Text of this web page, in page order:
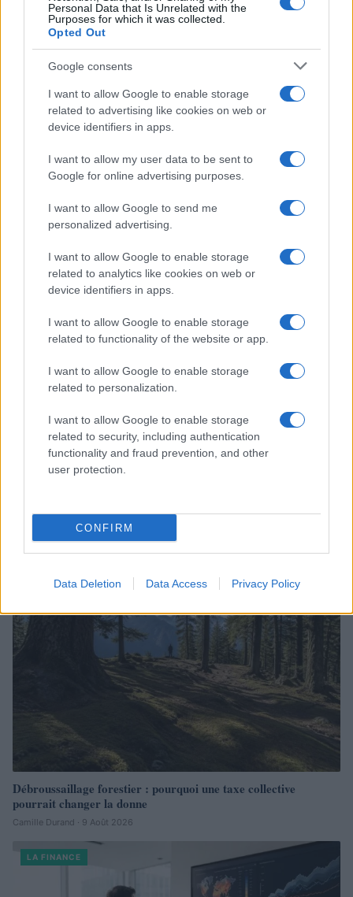
Personal Data that Is Unrelated with the
Purposes for which it was collected.
Opted Out
Google consents
I want to allow Google to enable storage
related to advertising like cookies on web or
device identifiers in apps.
I want to allow my user data to be sent to
Google for online advertising purposes.
I want to allow Google to send me
personalized advertising.
I want to allow Google to enable storage
related to analytics like cookies on web or
device identifiers in apps.
I want to allow Google to enable storage
related to functionality of the website or app.
I want to allow Google to enable storage
related to personalization.
I want to allow Google to enable storage
related to security, including authentication
functionality and fraud prevention, and other
user protection.
CONFIRM
Data Deletion Data Access Privacy Policy
HGTV.
AUTEUR
Giorgia Stromeo
Continuez la lecture
Débroussaillage forestier : pourquoi une taxe collective
pourrait changer la donne
Camille Durand · 9 Août 2026
LA FINANCE